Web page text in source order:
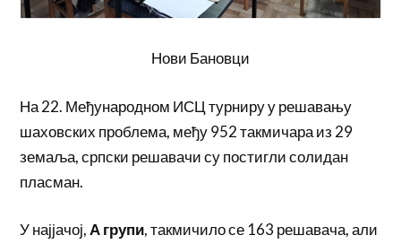
Нови Бановци
На 22. Међународном ИСЦ турниру у решавању
шаховских проблема, међу 952 такмичара из 29
земаља, српски решавачи су постигли солидан
пласман.
У најјачој,А групи, такмичило се 163 решавача, али